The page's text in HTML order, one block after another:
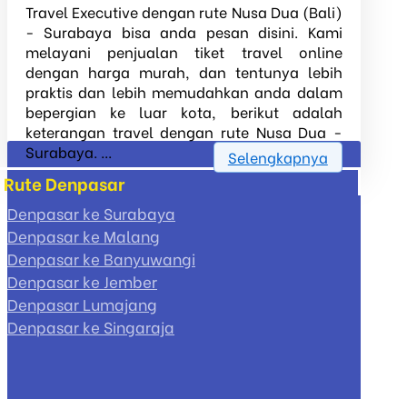
Travel Executive dengan rute Nusa Dua (Bali)
- Surabaya bisa anda pesan disini. Kami
melayani penjualan tiket travel online
dengan harga murah, dan tentunya lebih
praktis dan lebih memudahkan anda dalam
bepergian ke luar kota, berikut adalah
keterangan travel dengan rute Nusa Dua -
Surabaya. ...
Selengkapnya
Rute Denpasar
Denpasar ke Surabaya
Denpasar ke Malang
Denpasar ke Banyuwangi
Denpasar ke Jember
Denpasar Lumajang
Denpasar ke Singaraja